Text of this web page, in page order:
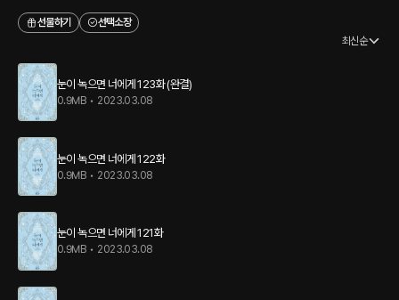
선물하기
선택소장
최신순
눈이 녹으면 너에게 123화 (완결)
0.9MB • 2023.03.08
눈이 녹으면 너에게 122화
0.9MB • 2023.03.08
눈이 녹으면 너에게 121화
0.9MB • 2023.03.08